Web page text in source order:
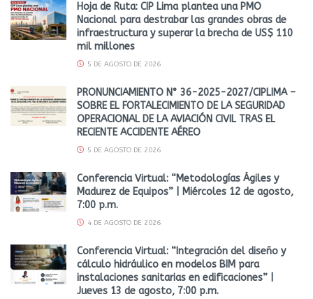
Hoja de Ruta: CIP Lima plantea una PMO
Nacional para destrabar las grandes obras de
infraestructura y superar la brecha de US$ 110
mil millones
5 DE AGOSTO DE 2026
PRONUNCIAMIENTO N° 36-2025-2027/CIPLIMA –
SOBRE EL FORTALECIMIENTO DE LA SEGURIDAD
OPERACIONAL DE LA AVIACIÓN CIVIL TRAS EL
RECIENTE ACCIDENTE AÉREO
5 DE AGOSTO DE 2026
Conferencia Virtual: “Metodologías Ágiles y
Madurez de Equipos” | Miércoles 12 de agosto,
7:00 p.m.
4 DE AGOSTO DE 2026
Conferencia Virtual: “Integración del diseño y
cálculo hidráulico en modelos BIM para
instalaciones sanitarias en edificaciones” |
Jueves 13 de agosto, 7:00 p.m.